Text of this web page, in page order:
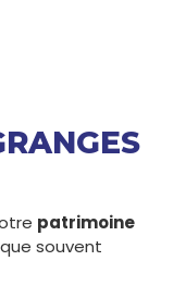
patrimoine
souvent